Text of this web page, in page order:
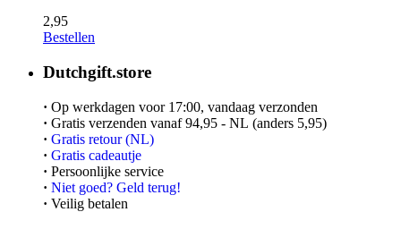
2,95
Bestellen
Dutchgift.store
· Op werkdagen voor 17:00, vandaag verzonden
· Gratis verzenden vanaf 94,95 - NL (anders 5,95)
· Gratis retour (NL)
· Gratis cadeautje
· Persoonlijke service
· Niet goed? Geld terug!
· Veilig betalen